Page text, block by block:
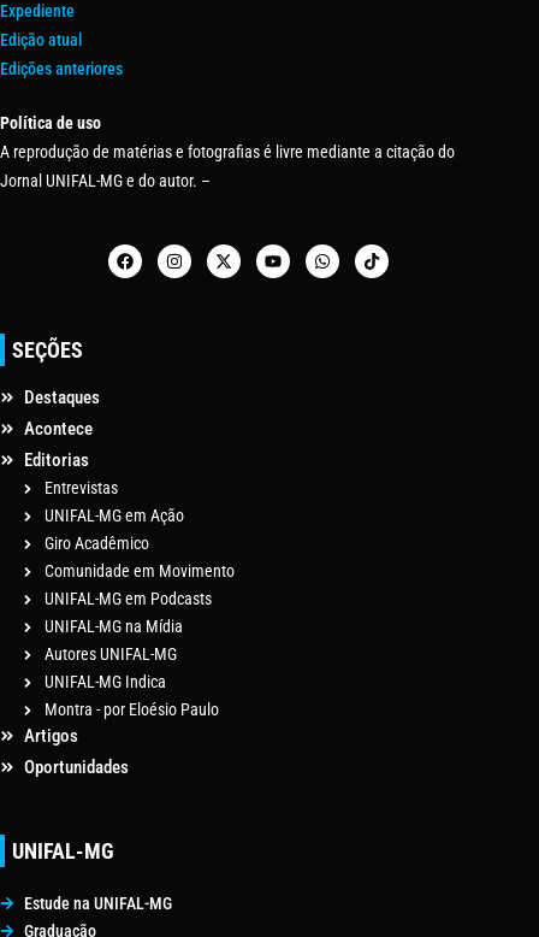
Expediente
Edição atual
Edições anteriores
Política de uso
A reprodução de matérias e fotografias é livre mediante a citação do
Jornal UNIFAL-MG e do autor. –
SEÇÕES
Destaques
Acontece
Editorias
Entrevistas
UNIFAL-MG em Ação
Giro Acadêmico
Comunidade em Movimento
UNIFAL-MG em Podcasts
UNIFAL-MG na Mídia
Autores UNIFAL-MG
UNIFAL-MG Indica
Montra - por Eloésio Paulo
Artigos
Oportunidades
UNIFAL-MG
Estude na UNIFAL-MG
Graduação